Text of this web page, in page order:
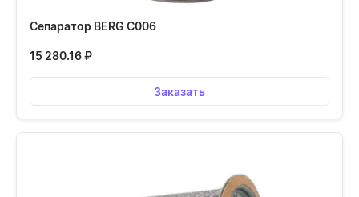
Сепаратор BERG С006
15 280.16₽
Заказать